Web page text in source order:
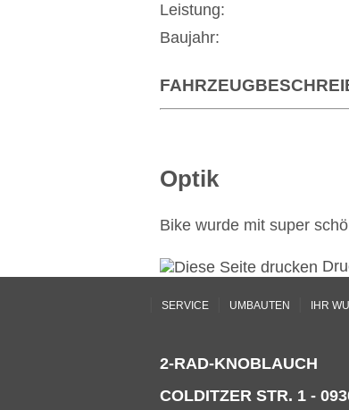
Leistung:
Baujahr:
Optik
Bike wurde mit super
SERVICE UMBAUTEN IHR
2-RAD-KNOBLAUCH
COLDITZER STR. 1 -